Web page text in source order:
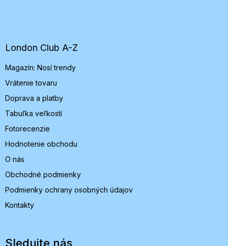
e
London Club A-Z
Magazín: Nosí trendy
Vrátenie tovaru
Doprava a platby
Tabuľka veľkostí
Fotorecenzie
Hodnotenie obchodu
O nás
Obchodné podmienky
Podmienky ochrany osobných údajov
Kontakty
Sledujte nás